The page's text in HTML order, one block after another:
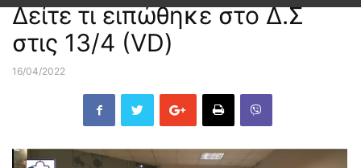
Δείτε τι ειπώθηκε στο Δ.Σ
στις 13/4 (VD)
16/04/2022